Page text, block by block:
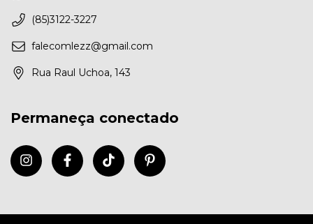
(85)3122-3227
falecomlezz@gmail.com
Rua Raul Uchoa, 143
Permaneça conectado